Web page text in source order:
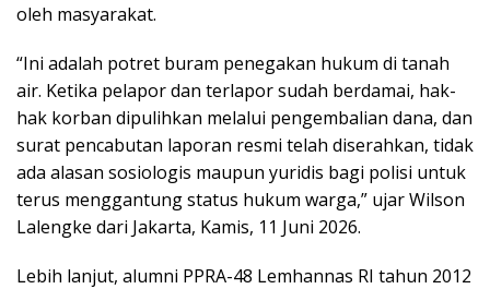
oleh masyarakat.
“Ini adalah potret buram penegakan hukum di tanah
air. Ketika pelapor dan terlapor sudah berdamai, hak-
hak korban dipulihkan melalui pengembalian dana, dan
surat pencabutan laporan resmi telah diserahkan, tidak
ada alasan sosiologis maupun yuridis bagi polisi untuk
terus menggantung status hukum warga,” ujar Wilson
Lalengke dari Jakarta, Kamis, 11 Juni 2026.
Lebih lanjut, alumni PPRA-48 Lemhannas RI tahun 2012